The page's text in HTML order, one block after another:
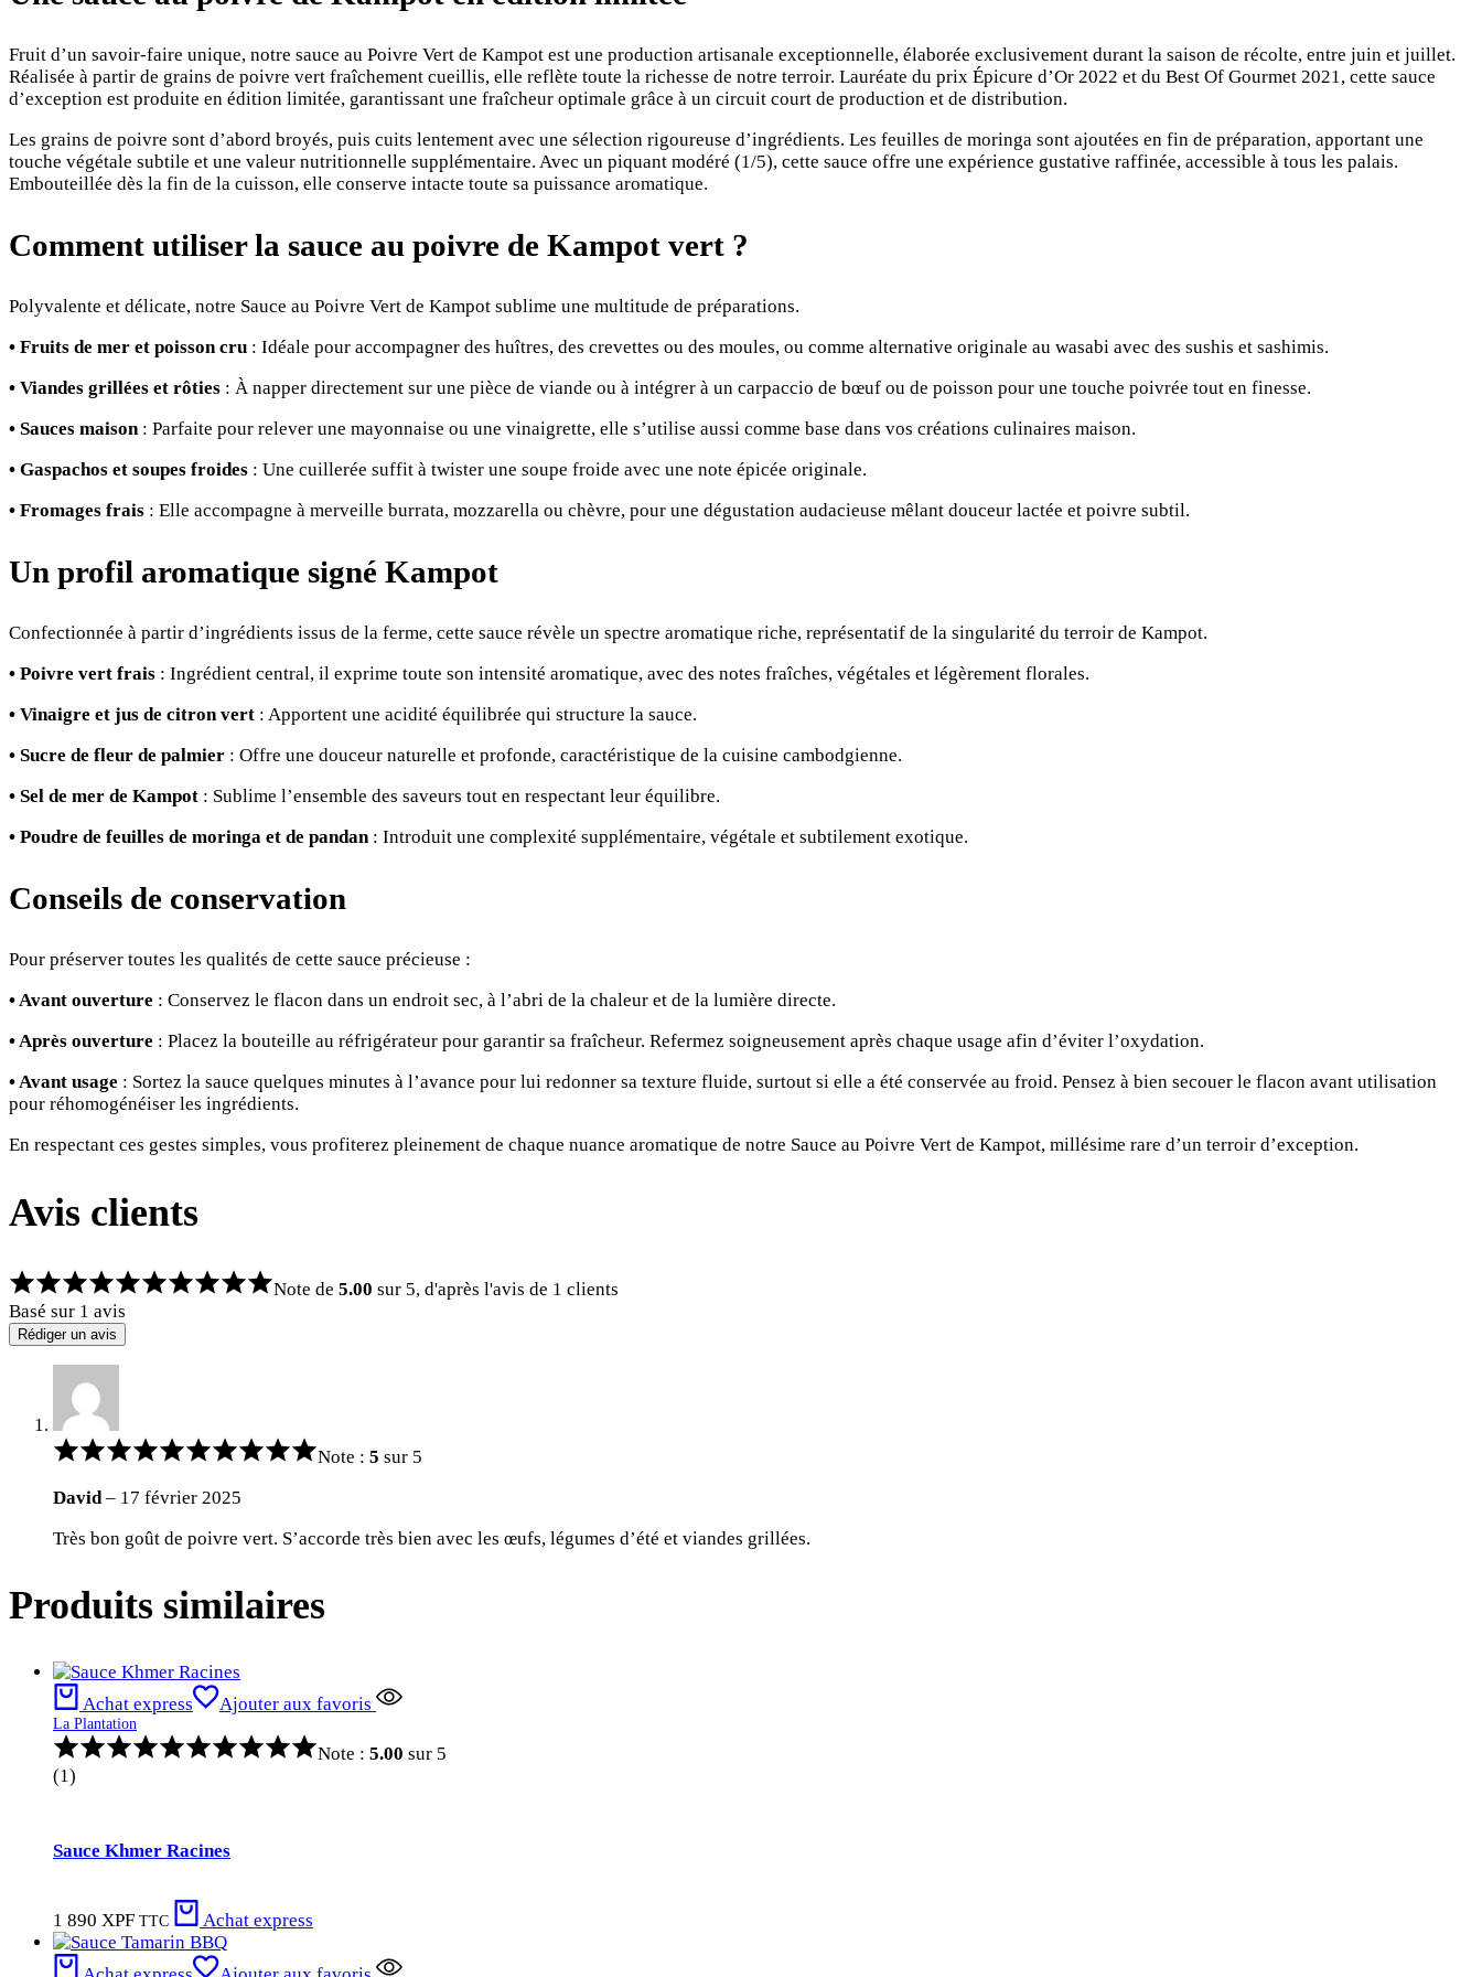
Fruit d’un savoir-faire unique, notre sauce au Poivre Vert de Kampot est une production artisanale exceptionnelle, élaborée exclusivement durant la saison de récolte, entre juin et juillet.
Réalisée à partir de grains de poivre vert fraîchement cueillis, elle reflète toute la richesse de notre terroir. Lauréate du prix Épicure d’Or 2022 et du Best Of Gourmet 2021, cette sauce
d’exception est produite en édition limitée, garantissant une fraîcheur optimale grâce à un circuit court de production et de distribution.
Les grains de poivre sont d’abord broyés, puis cuits lentement avec une sélection rigoureuse d’ingrédients. Les feuilles de moringa sont ajoutées en fin de préparation, apportant une
touche végétale subtile et une valeur nutritionnelle supplémentaire. Avec un piquant modéré (1/5), cette sauce offre une expérience gustative raffinée, accessible à tous les palais.
Embouteillée dès la fin de la cuisson, elle conserve intacte toute sa puissance aromatique.
Comment utiliser la sauce au poivre de Kampot vert ?
Polyvalente et délicate, notre Sauce au Poivre Vert de Kampot sublime une multitude de préparations.
• Fruits de mer et poisson cru : Idéale pour accompagner des huîtres, des crevettes ou des moules, ou comme alternative originale au wasabi avec des sushis et sashimis.
• Viandes grillées et rôties : À napper directement sur une pièce de viande ou à intégrer à un carpaccio de bœuf ou de poisson pour une touche poivrée tout en finesse.
• Sauces maison: Parfaite pour relever une mayonnaise ou une vinaigrette, elle s’utilise aussi comme base dans vos créations culinaires maison.
• Gaspachos et soupes froides : Une cuillerée suffit à twister une soupe froide avec une note épicée originale.
• Fromages frais : Elle accompagne à merveille burrata, mozzarella ou chèvre, pour une dégustation audacieuse mêlant douceur lactée et poivre subtil.
Un profil aromatique signé Kampot
Confectionnée à partir d’ingrédients issus de la ferme, cette sauce révèle un spectre aromatique riche, représentatif de la singularité du terroir de Kampot.
• Poivre vert frais : Ingrédient central, il exprime toute son intensité aromatique, avec des notes fraîches, végétales et légèrement florales.
• Vinaigre et jus de citron vert : Apportent une acidité équilibrée qui structure la sauce.
• Sucre de fleur de palmier : Offre une douceur naturelle et profonde, caractéristique de la cuisine cambodgienne.
• Sel de mer de Kampot : Sublime l’ensemble des saveurs tout en respectant leur équilibre.
• Poudre de feuilles de moringa et de pandan: Introduit une complexité supplémentaire, végétale et subtilement exotique.
Conseils de conservation
Pour préserver toutes les qualités de cette sauce précieuse :
• Avant ouverture : Conservez le flacon dans un endroit sec, à l’abri de la chaleur et de la lumière directe.
• Après ouverture : Placez la bouteille au réfrigérateur pour garantir sa fraîcheur. Refermez soigneusement après chaque usage afin d’éviter l’oxydation.
• Avant usage : Sortez la sauce quelques minutes à l’avance pour lui redonner sa texture fluide, surtout si elle a été conservée au froid. Pensez à bien secouer le flacon avant utilisation
pour réhomogénéiser les ingrédients.
En respectant ces gestes simples, vous profiterez pleinement de chaque nuance aromatique de notre Sauce au Poivre Vert de Kampot, millésime rare d’un terroir d’exception.
Avis clients
Note de 5.00 sur 5, d'après l'avis de 1 clients
Basé sur 1 avis
Rédiger un avis
Note : 5 sur 5
David – 17 février 2025
Très bon goût de poivre vert. S’accorde très bien avec les œufs, légumes d’été et viandes grillées.
Produits similaires
Achat express Ajouter aux favoris
La Plantation
Note : 5.00 sur 5
(1)
Sauce Khmer Racines
1 890 XPF TTC Achat express